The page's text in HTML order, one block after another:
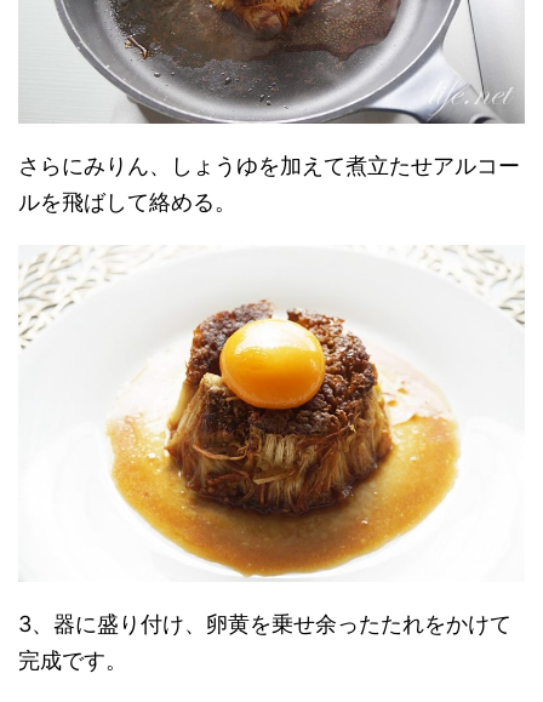
さらにみりん、しょうゆを加えて煮立たせアルコー
ルを飛ばして絡める。
3、器に盛り付け、卵黄を乗せ余ったたれをかけて
完成です。